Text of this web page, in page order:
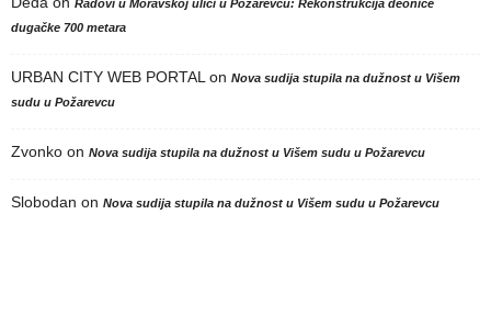
Radovi u Moravskoj ulici u Požarevcu: Rekonstrukcija deonice
dugačke 700 metara
URBAN CITY WEB PORTALon Nova sudija stupila na dužnost u Višem
sudu u Požarevcu
Zvonko on Nova sudija stupila na dužnost u Višem sudu u Požarevcu
Slobodan on Nova sudija stupila na dužnost u Višem sudu u Požarevcu